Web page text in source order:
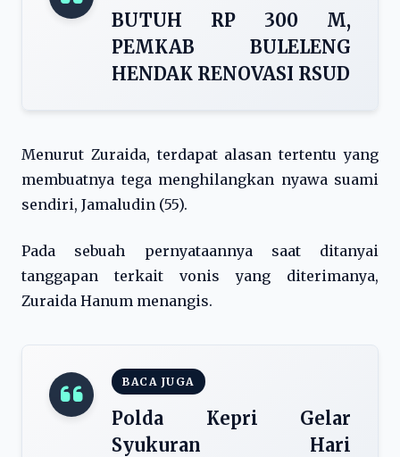
BUTUH RP 300 M,
PEMKAB BULELENG
HENDAK RENOVASI RSUD
Menurut Zuraida, terdapat alasan tertentu yang
membuatnya tega menghilangkan nyawa suami
sendiri, Jamaludin (55).
Pada sebuah pernyataannya saat ditanyai
tanggapan terkait vonis yang diterimanya,
Zuraida Hanum menangis.
BACA JUGA
Polda Kepri Gelar
Syukuran Hari